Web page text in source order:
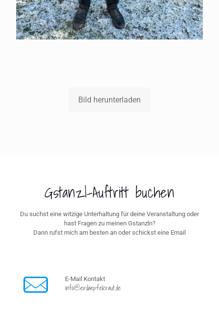
Bild herunterladen
Gstanzl-Auftritt buchen
Du suchst eine witzige Unterhaltung für deine Veranstaltung oder
hast Fragen zu meinen Gstanzln?
Dann rufst mich am besten an oder schickst eine Email
E-Mail Kontakt
info@erdaepfekraut.de